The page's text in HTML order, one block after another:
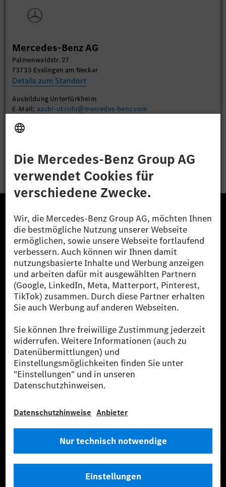
Mercedes-Benz AG
Palmenwaldstr. 27
73733 Esslingen am Neckar
Details zum Standort
Ausbildung Untertürkheim
E-Mail: azubi-ut.info@mercedes-benz.com
Bewerben
Die Mercedes-Benz Group.
Die Mercedes-Benz Group AG (ehemals Daimler AG)
ist eines der erfolgreichsten Automobilunternehmen
der Welt. Mit der Mercedes-Benz AG gehören wir zu
den größten Anbietern von Premium- und Luxus-Pkw
und Vans. Die Mercedes-Benz Mobility AG bietet
Finanzierung, Leasing, Fahrzeugabos und –miete,
Flottenmanagement, digitale Services rund um Laden
und Bezahlen, die Vermittlung von Versicherungen
sowie innovative Mobilitätsdienstleistungen an.
Mehr erfahren
Technische Support-Hotline Kontakt Standorte
Rechtliche Hinweise Einstellungen